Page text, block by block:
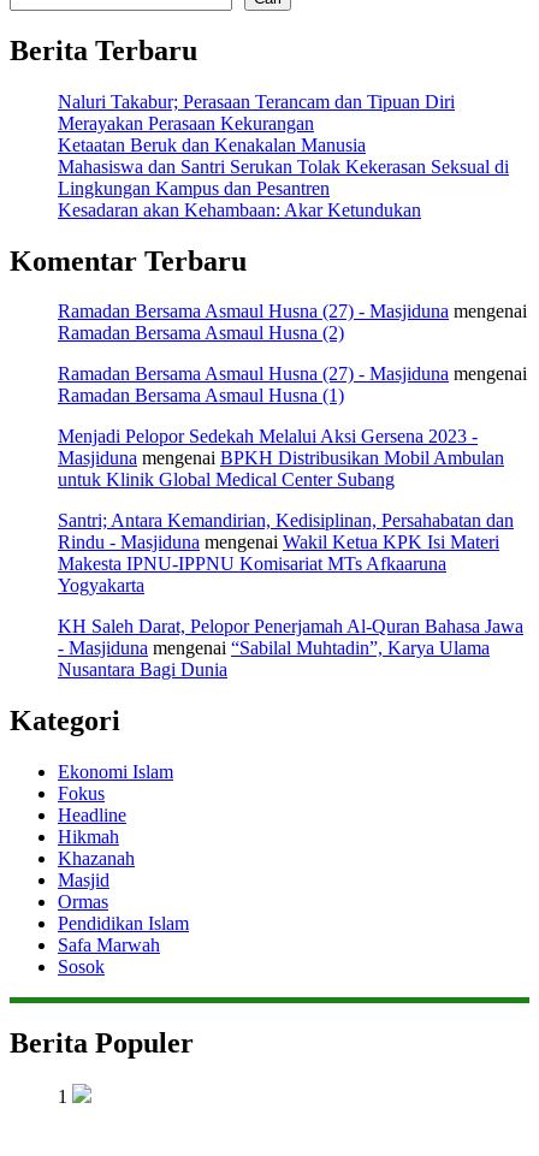
Berita Terbaru
Naluri Takabur; Perasaan Terancam dan Tipuan Diri
Merayakan Perasaan Kekurangan
Ketaatan Beruk dan Kenakalan Manusia
Mahasiswa dan Santri Serukan Tolak Kekerasan Seksual di
Lingkungan Kampus dan Pesantren
Kesadaran akan Kehambaan: Akar Ketundukan
Komentar Terbaru
Ramadan Bersama Asmaul Husna (27) - Masjiduna mengenai
Ramadan Bersama Asmaul Husna (2)
Ramadan Bersama Asmaul Husna (27) - Masjiduna mengenai
Ramadan Bersama Asmaul Husna (1)
Menjadi Pelopor Sedekah Melalui Aksi Gersena 2023 -
Masjiduna mengenai BPKH Distribusikan Mobil Ambulan
untuk Klinik Global Medical Center Subang
Santri; Antara Kemandirian, Kedisiplinan, Persahabatan dan
Rindu - Masjiduna mengenai Wakil Ketua KPK Isi Materi
Makesta IPNU-IPPNU Komisariat MTs Afkaaruna
Yogyakarta
KH Saleh Darat, Pelopor Penerjamah Al-Quran Bahasa Jawa
- Masjiduna mengenai “Sabilal Muhtadin”, Karya Ulama
Nusantara Bagi Dunia
Kategori
Ekonomi Islam
Fokus
Headline
Hikmah
Khazanah
Masjid
Ormas
Pendidikan Islam
Safa Marwah
Sosok
Berita Populer
1